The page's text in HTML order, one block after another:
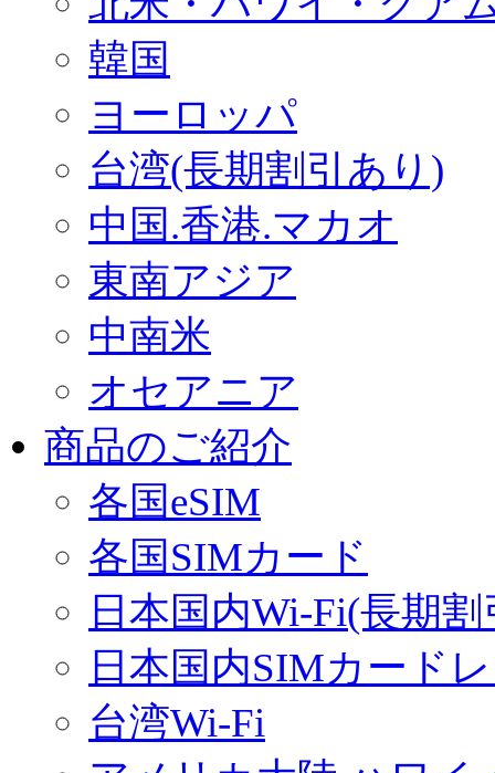
韓国
ヨーロッパ
台湾(長期割引あり)
中国.香港.マカオ
東南アジア
中南米
オセアニア
商品のご紹介
各国eSIM
各国SIMカード
日本国内Wi-Fi(長期
日本国内SIMカード
台湾Wi-Fi